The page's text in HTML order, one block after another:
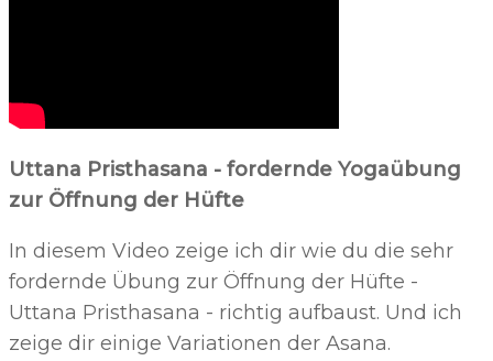
Uttana Pristhasana - fordernde Yogaübung
zur Öffnung der Hüfte
In diesem Video zeige ich dir wie du die sehr
fordernde Übung zur Öffnung der Hüfte -
Uttana Pristhasana - richtig aufbaust. Und ich
zeige dir einige Variationen der Asana.